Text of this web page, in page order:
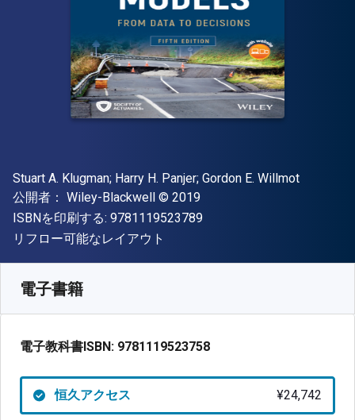
著者
Stuart A. Klugman; Harry H. Panjer; Gordon E. Willmot
出版社
公開者： Wiley-Blackwell 著作権
© 2019
ISBNを印刷する: 9781119523789"ISBN-13 9781119523789"
形式
リフロー可能なレイアウト
電子書籍
電子教科書ISBN: 9781119523758
恒久アクセス ¥24,742